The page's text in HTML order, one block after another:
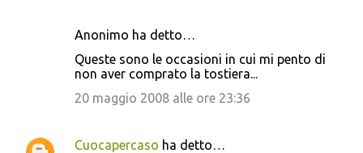
Anonimo ha detto…
Queste sono le occasioni in cui mi pento di
non aver comprato la tostiera...
20 maggio 2008 alle ore 23:36
Cuocapercaso ha detto…